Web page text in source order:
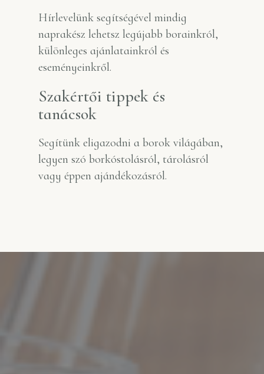
Hírlevelünk segítségével mindig
naprakész lehetsz legújabb borainkról,
különleges ajánlatainkról és
eseményeinkről.
Szakértői tippek és
tanácsok
Segítünk eligazodni a borok világában,
legyen szó borkóstolásról, tárolásról
vagy éppen ajándékozásról.